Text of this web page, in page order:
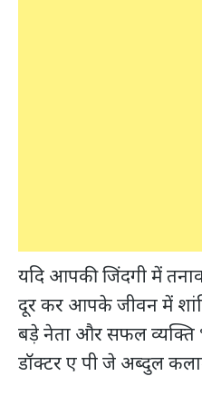
यदि आपकी जिंदगी में
दूर कर आपके जीवन में
बड़े नेता और सफल व्यक्ति
डॉक्टर ए पी जे अब्दुल